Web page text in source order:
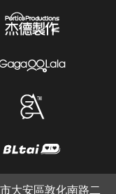
大安區敦化南路二